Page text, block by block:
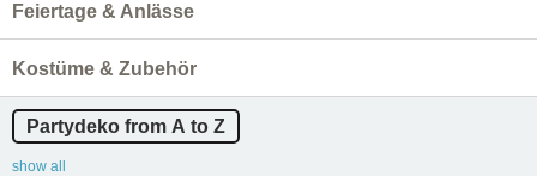
Feiertage & Anlässe
Kostüme & Zubehör
Partydeko from A to Z
show all